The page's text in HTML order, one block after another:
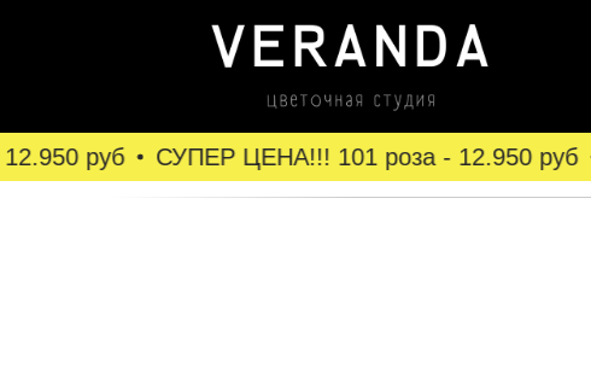
руб СУПЕР ЦЕНА!!! 101 роза - 12.950 руб